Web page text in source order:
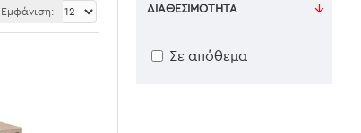
Εμφάνιση: ΔΙΑΘΕΣΙΜΌΤΗΤΑ
Σε απόθεμα